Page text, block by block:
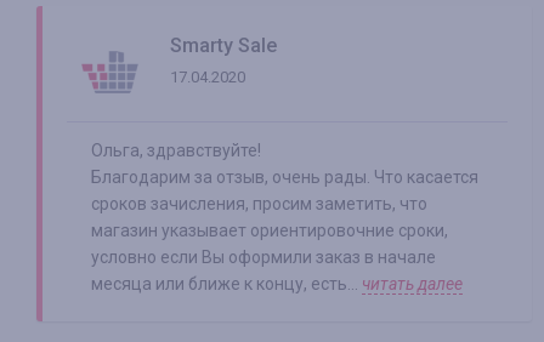
Smarty Sale
17.04.2020
Ольга, здравствуйте!
Благодарим за отзыв, очень рады. Что касается
сроков зачисления, просим заметить, что
магазин указывает ориентировочние сроки,
условно если Вы оформили заказ в начале
месяца или ближе к концу, есть... читать далее